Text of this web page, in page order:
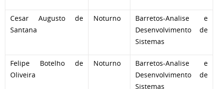
Cesar Augusto de
Santana
Noturno
Barretos-Analise e
Desenvolvimento de
Sistemas
Felipe Botelho de
Oliveira
Noturno
Barretos-Analise e
Desenvolvimento de
Sistemas